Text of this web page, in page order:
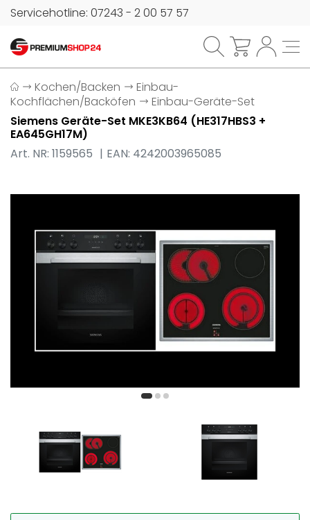
Servicehotline: 07243 - 2 00 57 57
Kochen/Backen
Einbau-
Kochflächen/Backöfen
Einbau-Geräte-Set
Siemens Geräte-Set MKE3KB64 (HE317HBS3 +
EA645GH17M)
Art. NR: 1159565
EAN: 4242003965085